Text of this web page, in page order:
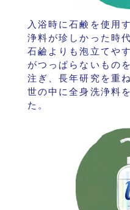
入浴時に石鹸を使用
浄料が珍しかった時代
石鹼よりも泡立てや
がつっぱらないもの
注ぎ、長年研究を重
世の中に全身洗浄料
た。